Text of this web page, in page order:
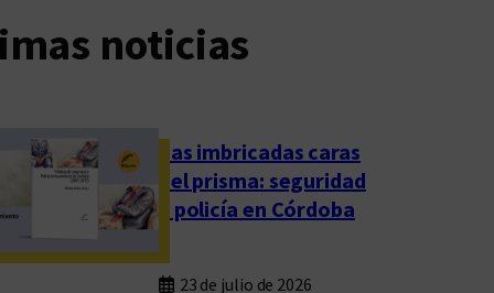
noticias
Las imbricadas caras
del prisma: seguridad
y policía en Córdoba
23 de julio de 2026